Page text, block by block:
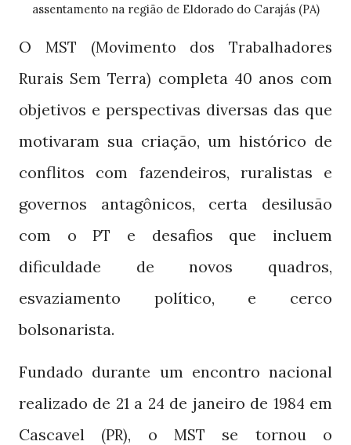
assentamento na região de Eldorado do Carajás (PA)
O MST (Movimento dos Trabalhadores
Rurais Sem Terra) completa 40 anos com
objetivos e perspectivas diversas das que
motivaram sua criação, um histórico de
conflitos com fazendeiros, ruralistas e
governos antagônicos, certa desilusão
com oPT e desafios que incluem
dificuldade de novos quadros,
esvaziamento político, e cerco
bolsonarista.
Fundado durante um encontro nacional
realizado de 21 a 24 de janeiro de 1984 em
Cascavel (PR), o MST se tornou o